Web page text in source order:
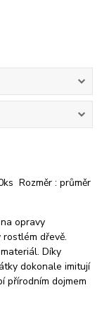
Rozměr : průměr
opravy
dřevě.
Díky
dokonale imitují
přírodním dojmem